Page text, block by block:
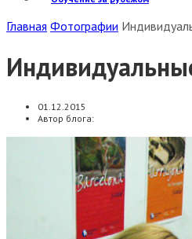
Главная Фотографии
01.12.2015
Автор блога: